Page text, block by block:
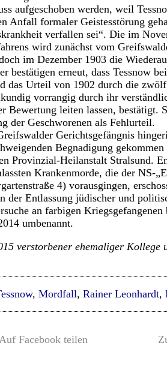
aufgeschoben werden, weil
Anfall formaler Geistesstörung
verfallen sei“. Die im
wird zunächst vom
im Dezember 1903 die
bestätigen erneut, dass Tessnow
das Urteil von 1902 durch die
vorrangig durch ihr
leiten lassen, bestätigt.
der Geschworenen als Fehlurteil.
Gerichtsgefängnis
Begnadigung
Provinzial-Heilanstalt Stralsund.
Krankenmorde, die der NS-
4) vorausgingen,
Entlassung jüdischer und
an farbigen Kriegsgefangenen
umbenannt.
verstorbener ehemaliger Kollege
, Mordfall, Rainer Leonhardt,
Facebook teilen